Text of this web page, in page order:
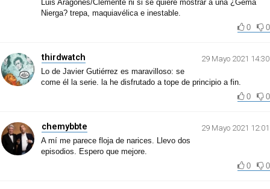
Luis Aragonés/Clemente ni si se quiere mostrar a una ¿Gema
Nierga? trepa, maquiavélica e inestable.
0
0
thirdwatch
29 Mayo 2021 14:30
Lo de Javier Gutiérrez es maravilloso: se
come él la serie. la he disfrutado a tope de principio a fin.
0
0
chemybbte
29 Mayo 2021 12:01
A mí me parece floja de narices. Llevo dos
episodios. Espero que mejore.
0
0